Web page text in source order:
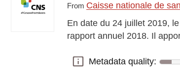
From Caisse nationale de
En date du 24 juillet 2019,
rapport annuel 2018. Il
Metadata quality:
Metadata quality: